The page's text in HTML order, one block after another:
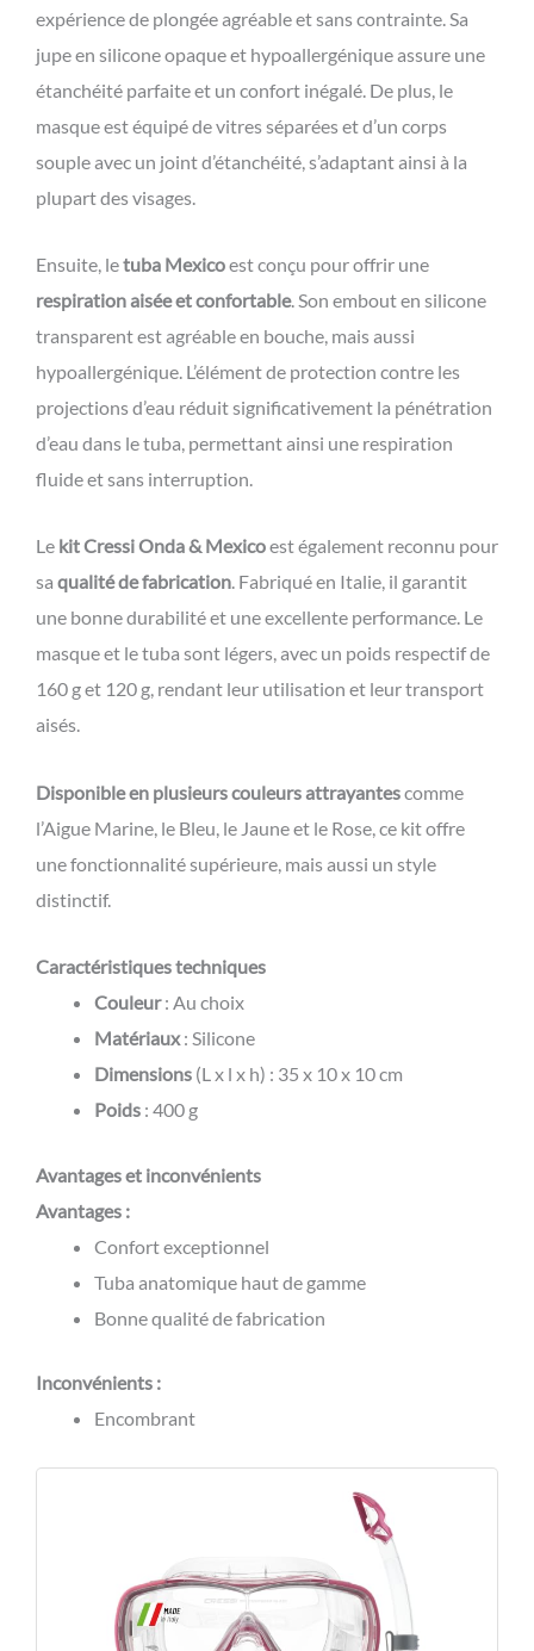
expérience de plongée agréable et sans contrainte. Sa
jupe en silicone opaque et hypoallergénique assure une
étanchéité parfaite et un confort inégalé. De plus, le
masque est équipé de vitres séparées et d’un corps
souple avec un joint d’étanchéité, s’adaptant ainsi à la
plupart des visages.
Ensuite, letuba Mexicoest conçu pour offrir une
respiration aisée et confortable. Son embout en silicone
transparent est agréable en bouche, mais aussi
hypoallergénique. L’élément de protection contre les
projections d’eau réduit significativement la pénétration
d’eau dans le tuba, permettant ainsi une respiration
fluide et sans interruption.
Le kit Cressi Onda & Mexicoest également reconnu pour
sa qualité de fabrication. Fabriqué en Italie, il garantit
une bonne durabilité et une excellente performance. Le
masque et le tuba sont légers, avec un poids respectif de
160 g et 120 g, rendant leur utilisation et leur transport
aisés.
Disponible en plusieurs couleurs attrayantescomme
l’Aigue Marine, le Bleu, le Jaune et le Rose, ce kit offre
une fonctionnalité supérieure, mais aussi un style
distinctif.
Caractéristiques techniques
Couleur: Au choix
Matériaux: Silicone
Dimensions (L x l x h) : 35 x 10 x 10 cm
Poids : 400 g
Avantages et inconvénients
Avantages :
Confort exceptionnel
Tuba anatomique haut de gamme
Bonne qualité de fabrication
Inconvénients :
Encombrant